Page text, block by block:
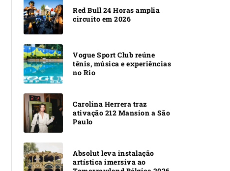
Red Bull 24 Horas amplia
circuito em 2026
Vogue Sport Club reúne
tênis, música e experiências
no Rio
Carolina Herrera traz
ativação 212 Mansion a São
Paulo
Absolut leva instalação
artística imersiva ao